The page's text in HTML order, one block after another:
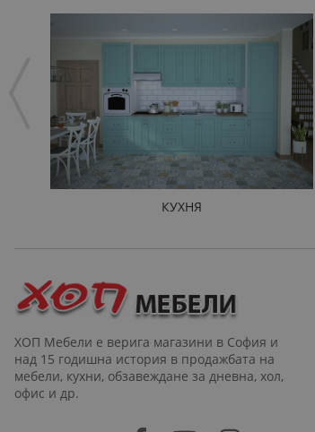
КУХНЯ
ХОП Мебели е верига магазини в София и
над 15 годишна история в продажбата на
мебели, кухни, обзавеждане за дневна, хол,
офис и др.